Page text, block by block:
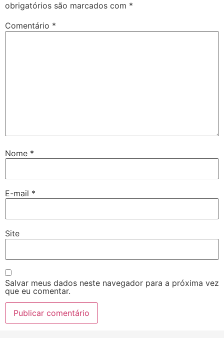
obrigatórios são marcados com *
Comentário *
Nome *
E-mail *
Site
Salvar meus dados neste navegador para a próxima vez
que eu comentar.